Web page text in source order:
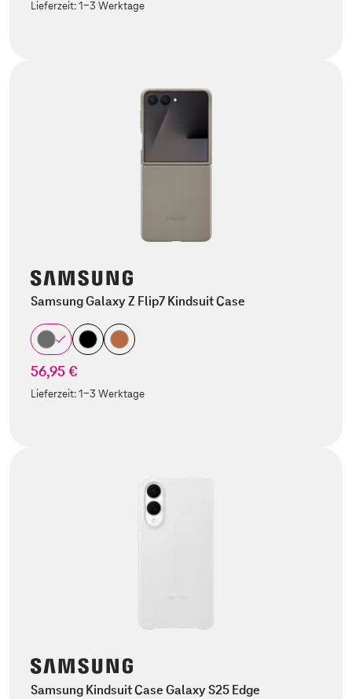
Lieferzeit:1-3 Werktage
Samsung Galaxy Z Flip7 Kindsuit Case
56,95 €
Lieferzeit:1-3 Werktage
Samsung Kindsuit Case Galaxy S25 Edge